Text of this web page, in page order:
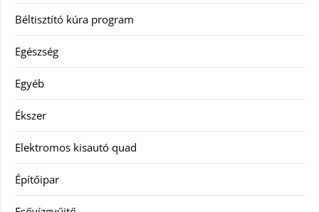
Béltisztító kúra program
Egészség
Egyéb
Ékszer
Elektromos kisautó quad
Építőipar